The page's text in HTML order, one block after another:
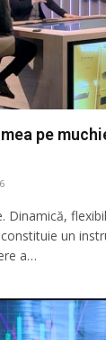
pe
Dinamică,
un
a…